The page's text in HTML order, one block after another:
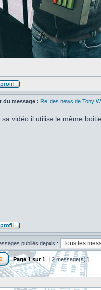
du message : Re: des news de Tony
sa vidéo il utilise le même
publiés depuis :
Page1sur1 [ 2 message(s) ]